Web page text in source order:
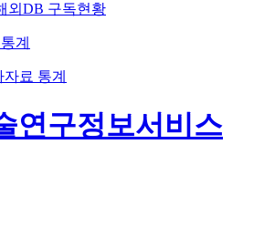
외DB 구독현황
계
료 통계